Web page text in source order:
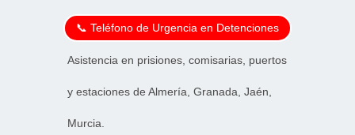
📞 Teléfono de Urgencia en Detenciones
Asistencia en prisiones, comisarias, puertos
y estaciones de Almería, Granada, Jaén,
Murcia.